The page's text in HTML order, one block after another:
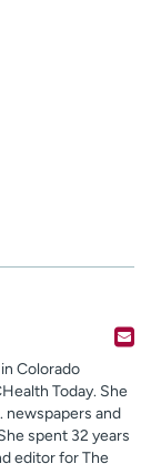
Colorado
Today. She
newspapers and
spent 32 years
editor for The